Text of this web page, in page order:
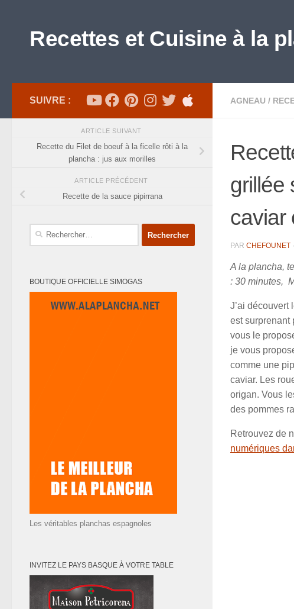
Recettes et Cuisine à la
AGNEAU /
grillée
caviar
PAR CHEFOUNET
A la plancha,
: 30 minutes,
J’ai découvert
est surprenant
vous le
je vous
comme une
caviar. Les
origan. Vous
des pommes
Retrouvez de
numériques
SUIVRE :
ARTICLE SUIVANT
Recette du Filet de boeuf à la ficelle rôti à la
plancha : jus aux morilles
ARTICLE PRÉCÉDENT
Recette de la sauce pipirrana
Rechercher :
BOUTIQUE OFFICIELLE SIMOGAS
Les véritables planchas espagnoles
INVITEZ LE PAYS BASQUE À VOTRE TABLE